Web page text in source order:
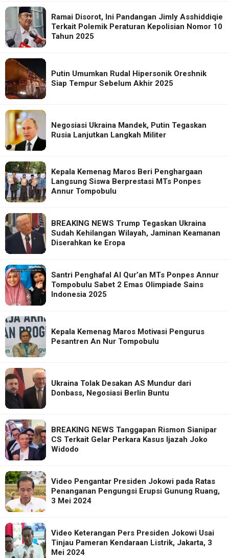
Ramai Disorot, Ini Pandangan Jimly Asshiddiqie
Terkait Polemik Peraturan Kepolisian Nomor 10
Tahun 2025
Putin Umumkan Rudal Hipersonik Oreshnik
Siap Tempur Sebelum Akhir 2025
Negosiasi Ukraina Mandek, Putin Tegaskan
Rusia Lanjutkan Langkah Militer
Kepala Kemenag Maros Beri Penghargaan
Langsung Siswa Berprestasi MTs Ponpes
Annur Tompobulu
BREAKING NEWS Trump Tegaskan Ukraina
Sudah Kehilangan Wilayah, Jaminan Keamanan
Diserahkan ke Eropa
Santri Penghafal Al Qur’an MTs Ponpes Annur
Tompobulu Sabet 2 Emas Olimpiade Sains
Indonesia 2025
Kepala Kemenag Maros Motivasi Pengurus
Pesantren An Nur Tompobulu
Ukraina Tolak Desakan AS Mundur dari
Donbass, Negosiasi Berlin Buntu
BREAKING NEWS Tanggapan Rismon Sianipar
CS Terkait Gelar Perkara Kasus Ijazah Joko
Widodo
Video Pengantar Presiden Jokowi pada Ratas
Penanganan Pengungsi Erupsi Gunung Ruang,
3 Mei 2024
Video Keterangan Pers Presiden Jokowi Usai
Tinjau Pameran Kendaraan Listrik, Jakarta, 3
Mei 2024